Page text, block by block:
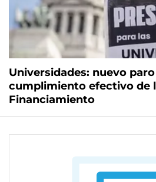
Universidades: nuevo
cumplimiento efectivo de
Financiamiento